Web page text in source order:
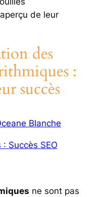
de leur
des
:
succès
Blanche
Succès SEO
ne sont pas